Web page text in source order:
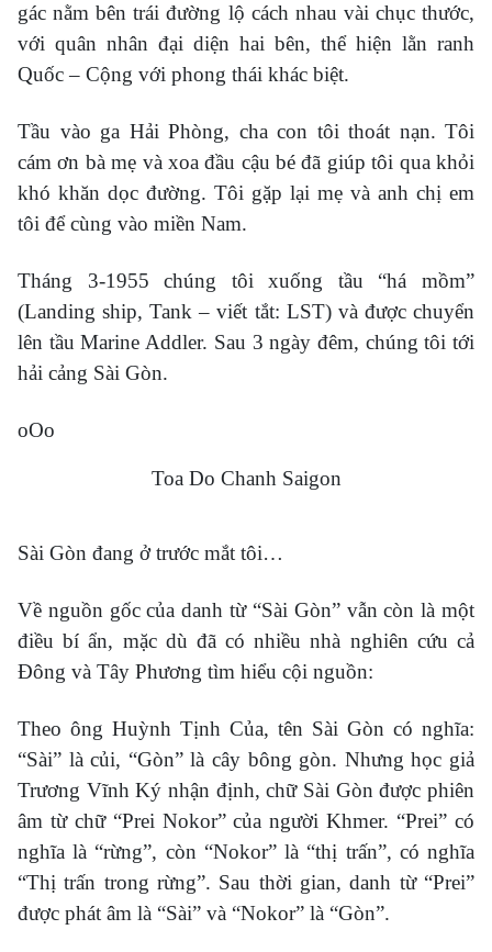
gác nằm bên trái đường lộ cách nhau vài chục thước,
với quân nhân đại diện hai bên, thể hiện lằn ranh
Quốc – Cộng với phong thái khác biệt.
Tầu vào ga Hải Phòng, cha con tôi thoát nạn. Tôi
cám ơn bà mẹ và xoa đầu cậu bé đã giúp tôi qua khỏi
khó khăn dọc đường. Tôi gặp lại mẹ và anh chị em
tôi để cùng vào miền Nam.
Tháng 3-1955 chúng tôi xuống tầu “há mồm”
(Landing ship, Tank – viết tắt: LST) và được chuyển
lên tầu Marine Addler. Sau 3 ngày đêm, chúng tôi tới
hải cảng Sài Gòn.
oOo
Toa Do Chanh Saigon
Sài Gòn đang ở trước mắt tôi…
Về nguồn gốc của danh từ “Sài Gòn” vẫn còn là một
điều bí ẩn, mặc dù đã có nhiều nhà nghiên cứu cả
Đông và Tây Phương tìm hiểu cội nguồn:
Theo ông Huỳnh Tịnh Của, tên Sài Gòn có nghĩa:
“Sài” là củi, “Gòn” là cây bông gòn. Nhưng học giả
Trương Vĩnh Ký nhận định, chữ Sài Gòn được phiên
âm từ chữ “Prei Nokor” của người Khmer. “Prei” có
nghĩa là “rừng”, còn “Nokor” là “thị trấn”, có nghĩa
“Thị trấn trong rừng”. Sau thời gian, danh từ “Prei”
được phát âm là “Sài” và “Nokor” là “Gòn”.